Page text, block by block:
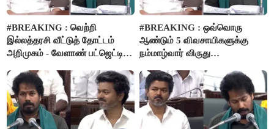
#BREAKING : வெற்றி
இல்லத்தரசி வீட்டுத் தோட்டம்
அறிமுகம் - வேளாண் பட்ஜெட்டில்
#BREAKING : ஒவ்வொரு
ஆண்டும் 5 விவசாயிகளுக்கு
நம்மாழ்வார் விருது